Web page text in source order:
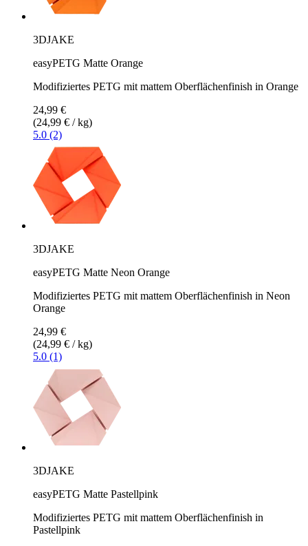
3DJAKE
easyPETG Matte Orange
Modifiziertes PETG mit mattem Oberflächenfinish in Orange
24,99 €
(24,99 € / kg)
5.0 (2)
3DJAKE
easyPETG Matte Neon Orange
Modifiziertes PETG mit mattem Oberflächenfinish in Neon
Orange
24,99 €
(24,99 € / kg)
5.0 (1)
3DJAKE
easyPETG Matte Pastellpink
Modifiziertes PETG mit mattem Oberflächenfinish in
Pastellpink